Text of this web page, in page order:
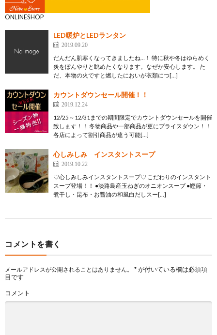
ONLINESHOP
LED暖炉とLEDランタン
2019.09.20
だんだん肌寒くなってきましたね…！ 特に秋や冬はゆらめく
炎をぼんやりと眺めたくなります。なぜか安心します。 た
だ、本物の火ですと燃したにおいが衣類につ[…]
カウントダウンセール開催！！
2019.12.24
12/25～12/31までの期間限定でカウントダウンセールを開催
致します！！ 冬物商品や一部商品が更にプライスダウン！！
各店によって割引商品が違う可能[…]
心しみしみ インスタントスープ
2019.10.22
♡心しみしみインスタントスープ♡ こだわりのインスタント
スープ登場！！ ●淡路島産玉ねぎのオニオンスープ ●鰹節・
煮干し・昆布・お醤油の和風白だしスー[…]
コメントを書く
メールアドレスが公開されることはありません。 *が付いている欄は必須項
目です
コメント